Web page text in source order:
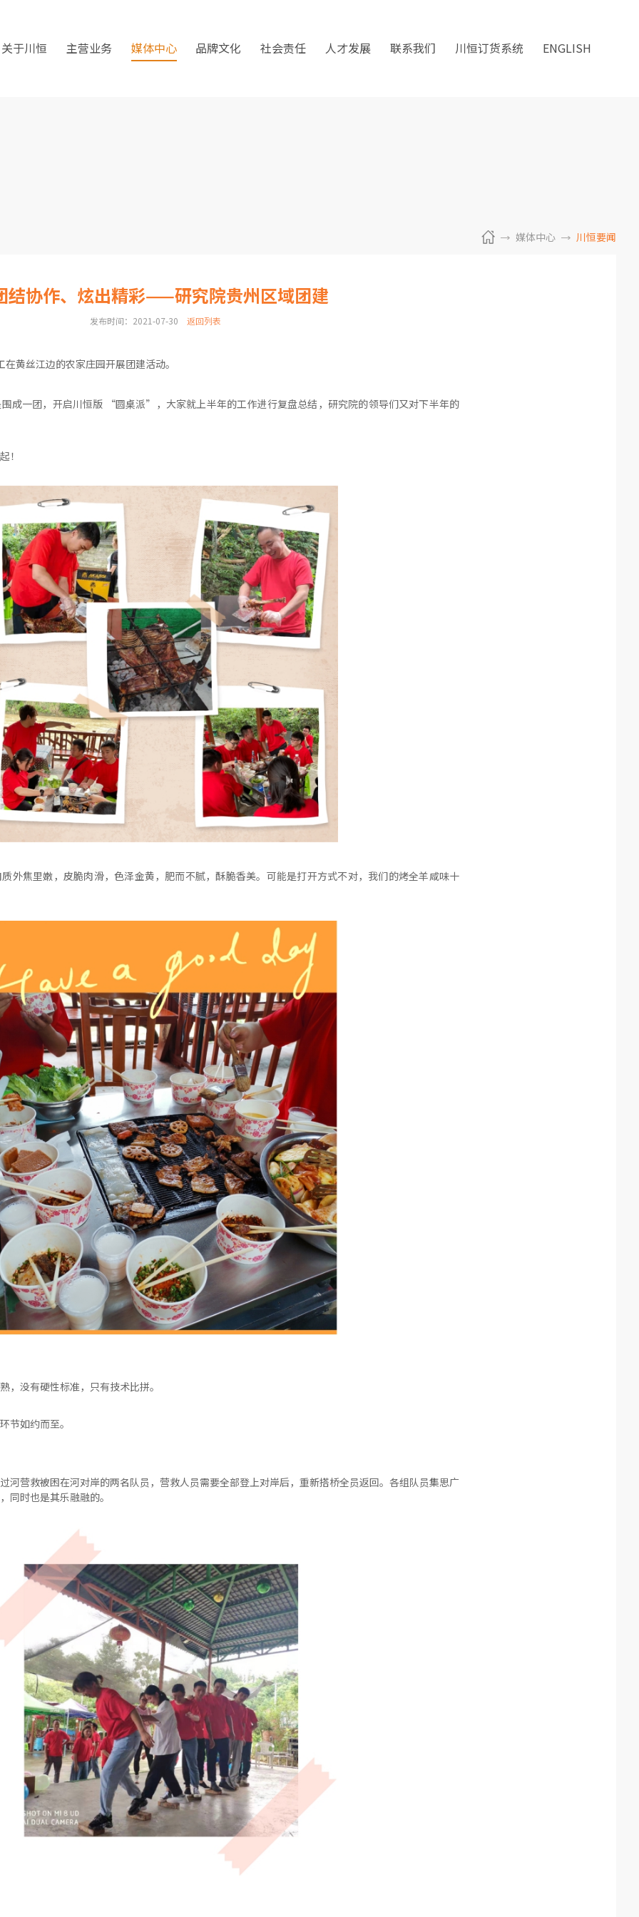
关于川恒 主营业务 媒体中心 品牌文化 社会责任 人才发展 联系我们 川恒订货系统 ENGLISH
媒体中心 川恒要闻
结协作、炫出精彩——研究院贵州区域团建
发布时间：2021-07-30 返回列表
黄丝江边的农家庄园开展团建活动。
成一团，开启川恒版 “圆桌派”，大家就上半年的工作进行复盘总结，研究院的领导们又对下半年的
！
外焦里嫩，皮脆肉滑，色泽金黄，肥而不腻，酥脆香美。可能是打开方式不对，我们的烤全羊咸味十
，没有硬性标准，只有技术比拼。
节如约而至。
河营救被困在河对岸的两名队员，营救人员需要全部登上对岸后，重新搭桥全员返回。各组队员集思广
同时也是其乐融融的。